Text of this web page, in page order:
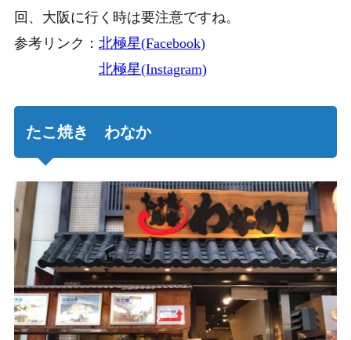
回、大阪に行く時は要注意ですね。
参考リンク： 北極星(Facebook)
北極星(Instagram)
たこ焼き わなか